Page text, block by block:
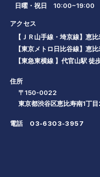
日曜・祝日 10:00~19:00
アクセス
【ＪＲ山手線・埼京線】恵
【東京メトロ日比谷線】恵
【東急東横線 】代官山駅 徒
住所
〒150-0022
東京都渋谷区恵比寿南1丁
電話 03-6303-3957